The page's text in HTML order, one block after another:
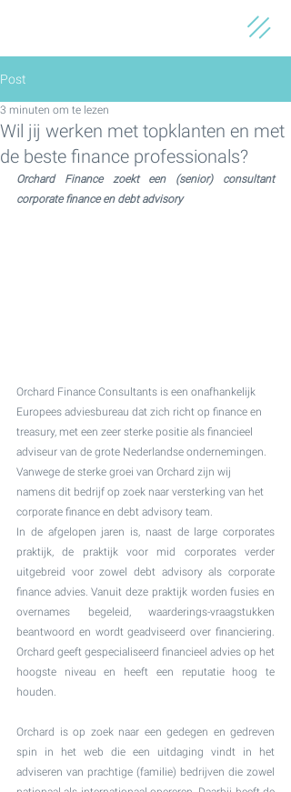
Post
Wil jij werken met topklanten en met
de beste finance professionals?
3 minuten om te lezen
Orchard Finance zoekt een (senior) consultant
corporate finance en debt advisory
Orchard Finance Consultants is een onafhankelijk
Europees adviesbureau dat zich richt op finance en
treasury, met een zeer sterke positie als financieel
adviseur van de grote Nederlandse ondernemingen.
Vanwege de sterke groei van Orchard zijn wij
namens dit bedrijf op zoek naar versterking van het
corporate finance en debt advisory team.
In de afgelopen jaren is, naast de large corporates
praktijk, de praktijk voor mid corporates verder
uitgebreid voor zowel debt advisory als corporate
finance advies. Vanuit deze praktijk worden fusies en
overnames begeleid, waarderings-vraagstukken
beantwoord en wordt geadviseerd over financiering.
Orchard geeft gespecialiseerd financieel advies op het
hoogste niveau en heeft een reputatie hoog te
houden.
Orchard is op zoek naar een gedegen en gedreven
spin in het web die een uitdaging vindt in het
adviseren van prachtige (familie) bedrijven die zowel